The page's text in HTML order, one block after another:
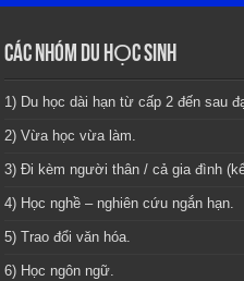
CÁC NHÓM DU HỌC SINH
1) Du học dài hạn từ cấp 2 đến sau
2) Vừa học vừa làm.
3) Đi kèm người thân / cả gia đình
4) Học nghề – nghiên cứu ngắn hạn.
5) Trao đổi văn hóa.
6) Học ngôn ngữ.